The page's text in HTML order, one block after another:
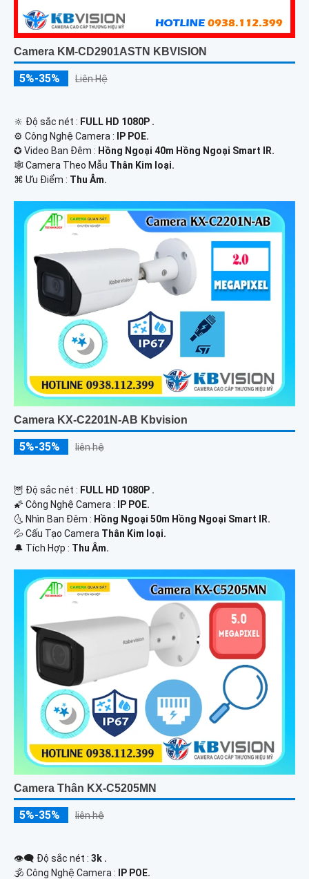
Camera KM-CD2901ASTN KBVISION
5%-35% Liên Hệ
🔆 Độ sắc nét : FULL HD 1080P .
⚙ Công Nghệ Camera :
IP POE.
✪ Video Ban Đêm : Hồng Ngoại 40m Hồng Ngoại Smart IR.
🕸️ Camera Theo Mẫu Thân Kim loại.
️⌘ Ưu Điểm : Thu Âm.
Camera KX-C2201N-AB Kbvision
5%-35% liên hệ
🦉 Độ sắc nét : FULL HD 1080P .
🌠 Công Nghệ Camera :
IP POE.
🌜 Nhìn Ban Đêm : Hồng Ngoại 50m Hồng Ngoại Smart IR.
💦 Cấu Tạo Camera Thân Kim loại.
️🔔 Tích Hợp : Thu Âm.
Camera Thân KX-C5205MN
5%-35% liên hệ
👁️‍🗨 Độ sắc nét : 3k .
🕉️ Công Nghệ Camera : IP POE.